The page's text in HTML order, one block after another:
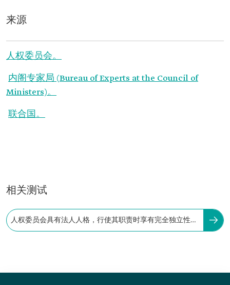
来源
人权委员会。
内阁专家局 (Bureau of Experts at the Council of
Ministers)。
联合国。
相关测试
人权委员会具有法人人格，行使其职责时享有完全独立性，